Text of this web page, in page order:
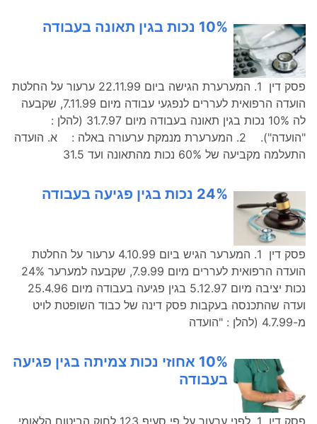
10% נכות בגין תאונה בעבודה
פסק דין 1. המערערת הגישה ביום 22.11.99 ערעור על החלטת
הועדה הרפואית לעררים לנפגעי עבודה מיום 7.11.99, שקבעה
לה 10% נכות בגין תאונה בעבודה מיום 31.7.97 (להלן :
"הועדה"). 2. המערערת מנמקת ערעורה באלה : א. הועדה
התעלמה מקביעה של 60% נכות מהתאונה ועד 31.5
24% נכות בגין פגיעה בעבודה
פסק דין 1. המערער הגיש ביום 4.10.99 ערעור על החלטת
הועדה הרפואית לעררים מיום 7.9.99, שקבעה למערער 24%
נכות יציבה מיום 5.12.97 בגין פגיעה בעבודה מיום 25.4.96
ועדה שהתכנסה בעקבות פסק דינה של כבוד השופטת לויט
מ-4.7.99 (להלן : "הועדה
10% אחוזי נכות צמיתה בגין פגיעה
בעבודה
פסק דין 1. לפני ערעור על פי סעיף 123 לחוק הביטוח הלאומי